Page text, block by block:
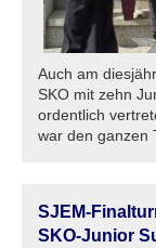
Auch am
SKO mit zehn
ordentlich
war den ganzen
SJEM-
SKO-Junior